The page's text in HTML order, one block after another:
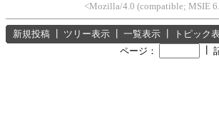
<Mozilla/4.0 (compatible; MSIE
新規投稿 ツリー表示 一覧表示 トピック
ページ：